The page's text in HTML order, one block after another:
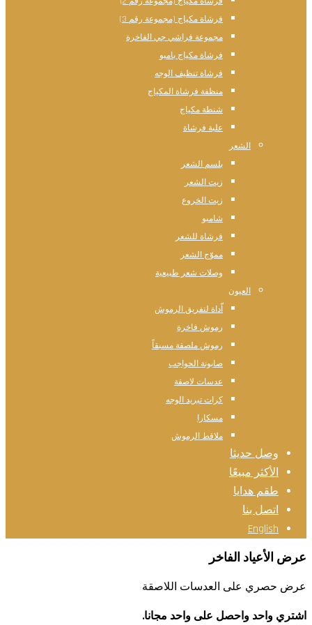
فرشاة مكياج (مجموعة رقم 3)
مجموعة فراشي جي الفاخرة
فرشاة مكياج بامبو
فرشاة تنظيف الوجه
منظفة فرشاة المكياج
شنطة مكياج
علبة فرشاة
الشعر
بلسم الشعر
زيت الشعر
زيت الخروع
شامبو
فرشاة للشعر
مموّج الشعر
وصلات شعر طبيعية
العيون
اّداة لتفريق الرموش
رموش فاخرة
رموش ملصقة مسبقاً
صابونة الحواجب
عدسات لاصقة
كرات تبريد الوجه
مسكارا
ملاقط الرموش
وصل حديثا
الأكثر مبيعًا
طقم هدايا
اتصل بنا
English
عرض الأعياد الفاخر
عرض حصري على العدسات اللاصقة
اشتري واحد واحصل على واحد مجانا.